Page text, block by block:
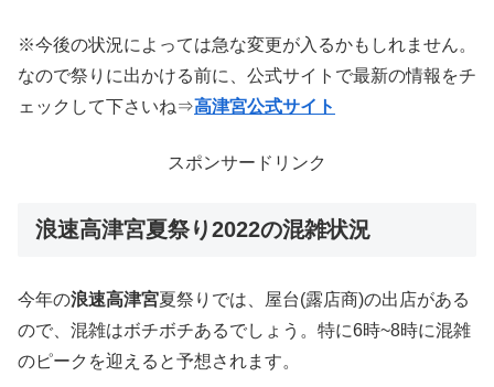
※今後の状況によっては急な変更が入るかもしれません。
なので祭りに出かける前に、公式サイトで最新の情報をチ
ェックして下さいね⇒高津宮公式サイト
スポンサードリンク
浪速高津宮夏祭り2022の混雑状況
今年の浪速高津宮夏祭りでは、屋台(露店商)の出店がある
ので、混雑はボチボチあるでしょう。特に6時~8時に混雑
のピークを迎えると予想されます。